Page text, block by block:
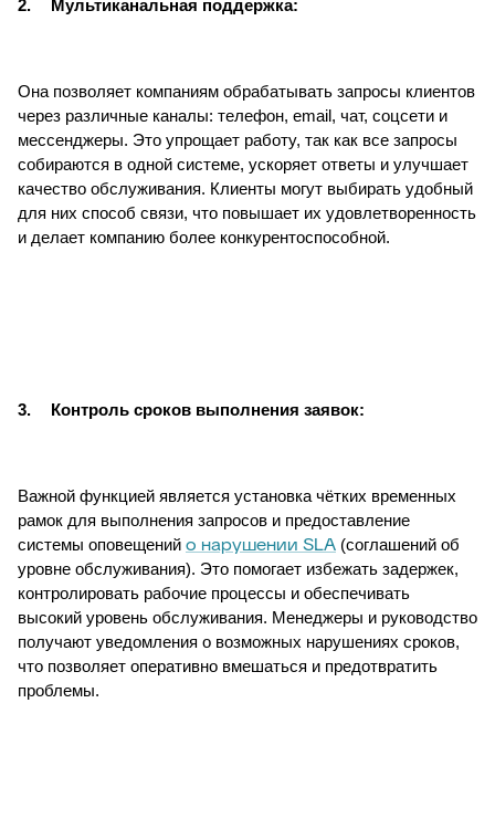
2. Мультиканальная поддержка:
Она позволяет компаниям обрабатывать запросы клиентов
через различные каналы: телефон, email, чат, соцсети и
мессенджеры. Это упрощает работу, так как все запросы
собираются в одной системе, ускоряет ответы и улучшает
качество обслуживания. Клиенты могут выбирать удобный
для них способ связи, что повышает их удовлетворенность
и делает компанию более конкурентоспособной.
3. Контроль сроков выполнения заявок:
Важной функцией является установка чётких временных
рамок для выполнения запросов и предоставление
системы оповещений о нарушении SLA (соглашений об
уровне обслуживания). Это помогает избежать задержек,
контролировать рабочие процессы и обеспечивать
высокий уровень обслуживания. Менеджеры и руководство
получают уведомления о возможных нарушениях сроков,
что позволяет оперативно вмешаться и предотвратить
проблемы.